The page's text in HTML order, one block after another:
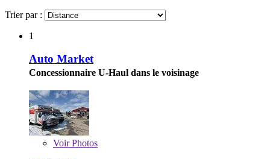
Trier par :
1
Auto Market
Concessionnaire U-Haul dans le voisinage
VoirPhotos